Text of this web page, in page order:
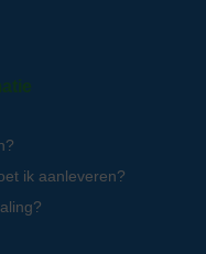
ik aanleveren?